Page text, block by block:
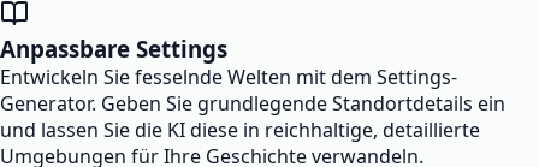
Anpassbare Settings
Entwickeln Sie fesselnde Welten mit dem Settings-
Generator. Geben Sie grundlegende Standortdetails ein
und lassen Sie die KI diese in reichhaltige, detaillierte
Umgebungen für Ihre Geschichte verwandeln.